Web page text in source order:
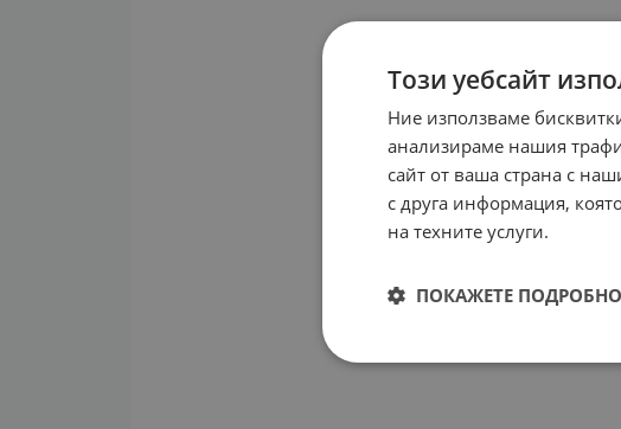
Този уебсайт
Ние използваме
анализираме нашия
сайт от ваша страна с
с друга информация,
на техните услуги.
ПОКАЖЕТЕ